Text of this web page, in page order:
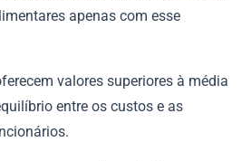
apenas com esse
valores superiores à média
entre os custos e as